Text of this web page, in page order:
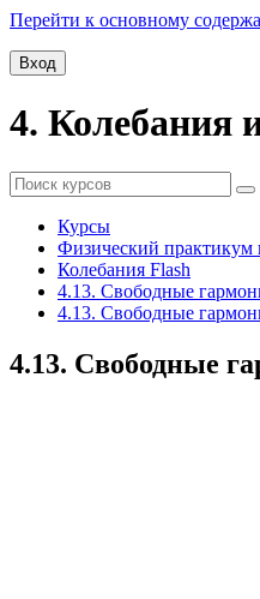
Перейти к основному
Вход
4. Колебания
Курсы
Физический практикум
Колебания Flash
4.13. Свободные
4.13. Свободные
4.13. Свободные